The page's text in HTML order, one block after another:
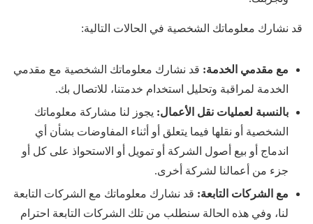
قد نشارك معلوماتك الشخصية في الحالات التالية:
مع مقدمي الخدمة: قد نشارك معلوماتك الشخصية مع مقدمي
الخدمة لمراقبة وتحليل استخدام خدمتنا، للاتصال بك.
بالنسبة لعمليات نقل الأعمال: يجوز لنا مشاركة معلوماتك
الشخصية أو نقلها فيما يتعلق أو أثناء المفاوضات بشأن أي
اندماج أو بيع أصول الشركة أو تمويل أو الاستحواذ على كل أو
جزء من أعمالنا لشركة أخرى.
مع الشركات التابعة: قد نشارك معلوماتك مع الشركات التابعة
لنا، وفي هذه الحالة سنطلب من تلك الشركات التابعة احترام